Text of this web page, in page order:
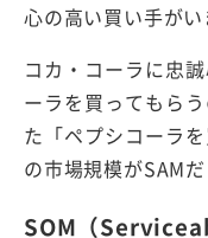
心の高い買い手がい
コカ・コーラに忠
ーラを買ってもら
た「ペプシコーラ
の市場規模がSAMだ
SOM（